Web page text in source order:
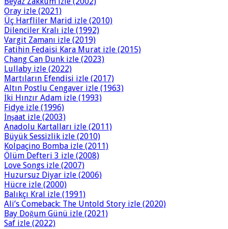
Oray izle (2021)
Üç Harfliler Marid izle (2010)
Dilenciler Kralı izle (1992)
Vargit Zamanı izle (2019)
Fatihin Fedaisi Kara Murat izle (2015)
Chang Can Dunk izle (2023)
Lullaby izle (2022)
Martıların Efendisi izle (2017)
Altın Postlu Cengaver izle (1963)
İki Hınzır Adam izle (1993)
Fidye izle (1996)
İnşaat izle (2003)
Anadolu Kartalları izle (2011)
Büyük Sessizlik izle (2010)
Kolpaçino Bomba izle (2011)
Ölüm Defteri 3 izle (2008)
Love Songs izle (2007)
Huzursuz Diyar izle (2006)
Hücre izle (2000)
Balıkçı Kral izle (1991)
Ali’s Comeback: The Untold Story izle (2020)
Bay Doğum Günü izle (2021)
Saf izle (2022)